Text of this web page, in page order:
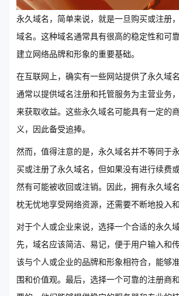
永久域名，简单来说，就是一旦购买或注册
域名。这种域名通常具有很高的稳定性和可
建立网络品牌和形象的重要基础。
在互联网上，确实有一些网站提供了永久域
通常以提供域名注册和托管服务为主营业务
来获取收益。这些永久域名可能具有一定的
义，因此备受追捧。
然而，值得注意的是，永久域名并不等同于
买或注册了永久域名，但如果没有进行续费
然有可能被收回或注销。因此，拥有永久域
枕无忧地享受网络资源，还需要不断地投入和
对于个人或企业来说，选择一个合适的永久
先，域名应该简洁、易记，便于用户输入和
该与个人或企业的品牌和形象相符合，能够
围和价值观。最后，选择一个可靠的注册商